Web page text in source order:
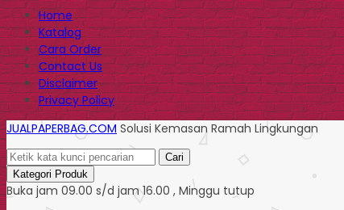
Home
Katalog
Cara Order
Contact Us
Disclaimer
Privacy Policy
JUALPAPERBAG.COM Solusi Kemasan Ramah Lingkungan
Cari
Kategori Produk
Buka jam 09.00 s/d jam 16.00 , Minggu tutup